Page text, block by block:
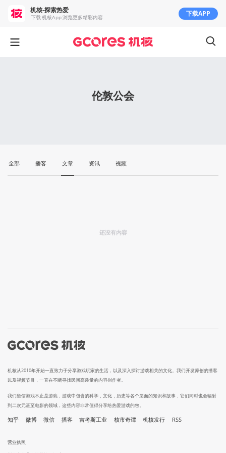
伦敦公会
全部 播客 文章 资讯 视频
还没有内容
机核从2010年开始一直致力于分享游戏玩家的生活，以及深入探讨游戏相关的文化。我们开发原创的播客
以及视频节目，一直在不断寻找民间高质量的内容创作者。
我们坚信游戏不止是游戏，游戏中包含的科学，文化，历史等各个层面的知识和故事，它们同时也会辐射
到二次元甚至电影的领域，这些内容非常值得分享给热爱游戏的您。
知乎 微博 微信 播客 吉考斯工业 核市奇谭 机核发行 RSS
营业执照
机核-探索热爱
下载 机核App 浏览更多精彩内容 下载APP